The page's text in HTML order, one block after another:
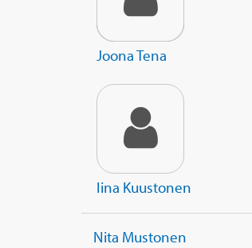
Joona Tena
Iina Kuustonen
Nita Mustonen